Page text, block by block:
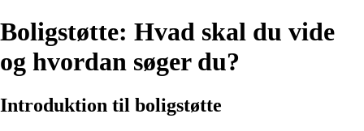
Boligstøtte: Hvad skal du vide
og hvordan søger du?
Introduktion til boligstøtte